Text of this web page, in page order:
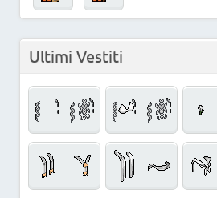
Ultimi Vestiti